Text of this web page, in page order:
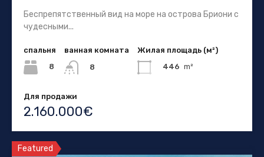
Беспрепятственный вид на море на острова Бриони с
чудесными...
спальня
8
ванная комната
8
Жилая площадь (м²)
446 m²
Для продажи
2.160.000€
Featured